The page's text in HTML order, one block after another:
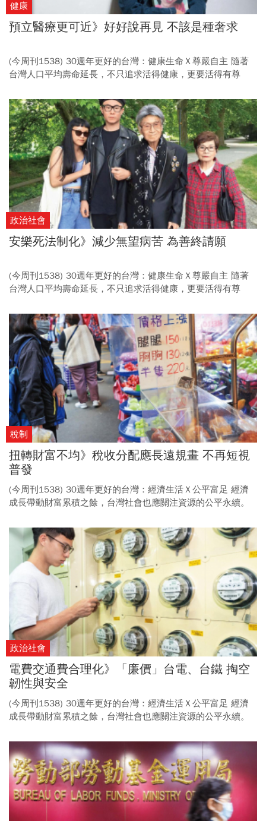
健康
預立醫療更可近》好好說再見 不該是種奢求
(今周刊1538) 30週年更好的台灣：健康生命Ｘ尊嚴自主 隨著
台灣人口平均壽命延長，不只追求活得健康，更要活得有尊
討論，讓每個人都能自主選擇，並且擁有高品質的生命旅程。
(倡議2) 全亞洲最先進的《病主法》保障民眾病末尊嚴，但上路
七年AD簽署率卻不到一％。 唯有開放醫院外機構進行諮商、擴
大補助範圍，才能有效幫民眾開啟善終對話。
政治社會
安樂死法制化》減少無望病苦 為善終請願
(今周刊1538) 30週年更好的台灣：健康生命Ｘ尊嚴自主 隨著
台灣人口平均壽命延長，不只追求活得健康，更要活得有尊
討論，讓每個人都能自主選擇，並且擁有高品質的生命旅程。
(倡議3) 醫療技術不斷延長生命，卻也可能延續不必要的痛苦，
患者有權自主決定生命終點。 許多歐美國家已實施安樂死制
度，台灣應盡速啟動更理性、開放的討論。
稅制
扭轉財富不均》稅收分配應長遠規畫 不再短視
普發
(今周刊1538) 30週年更好的台灣：經濟生活Ｘ公平富足 經濟
成長帶動財富累積之餘，台灣社會也應關注資源的公平永續。
照保險，讓健全的財政與社福，成為點亮未來世代的希望。 (倡
議4) 近年狂熱的資本市場，凸顯出因勞動所得弱勢，薪資停滯
與分配不均加劇產生的相對剝奪感，政府須從稅制與財政支出
著手，將成長紅利導向社會保險與弱勢支持，重建公平分配機
制。
政治社會
電費交通費合理化》「廉價」台電、台鐵 掏空
韌性與安全
(今周刊1538) 30週年更好的台灣：經濟生活Ｘ公平富足 經濟
成長帶動財富累積之餘，台灣社會也應關注資源的公平永續。
照保險，讓健全的財政與社福，成為點亮未來世代的希望。 (倡
議5) 無合理利潤難保安全與品質，電價應合理化並強化高耗電
大戶責任； 台鐵票價須落實兩年調整、逐步反映成本，交通部
應賦予台鐵定價彈性。